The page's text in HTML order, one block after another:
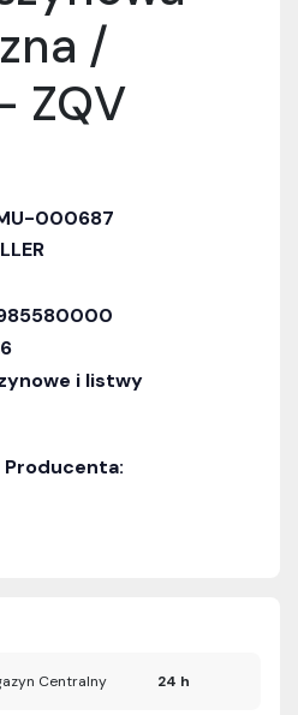
/
ZQV
000687
i listwy
Producenta:
Centralny 24 h